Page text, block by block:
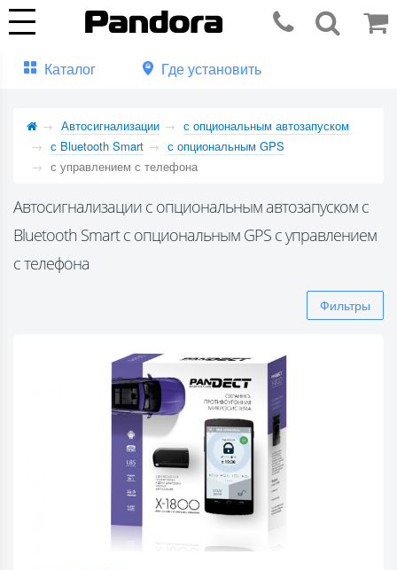
Каталог Где установить
Автосигнализации
с опциональным автозапуском
с Bluetooth Smart
с опциональным GPS
с управлением с телефона
Автосигнализации с опциональным автозапуском с
Bluetooth Smart с опциональным GPS с управлением
с телефона
Фильтры